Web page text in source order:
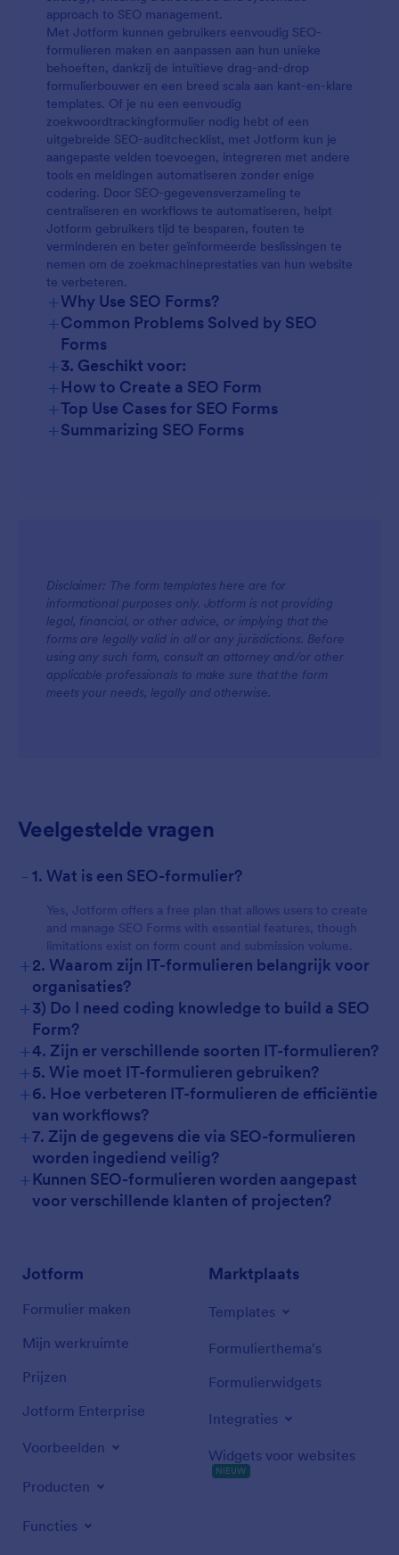
approach to SEO management.
Met Jotform kunnen gebruikers eenvoudig SEO-
formulieren maken en aanpassen aan hun unieke
behoeften, dankzij de intuïtieve drag-and-drop
formulierbouwer en een breed scala aan kant-en-klare
templates. Of je nu een eenvoudig
zoekwoordtrackingformulier nodig hebt of een
uitgebreide SEO-auditchecklist, met Jotform kun je
aangepaste velden toevoegen, integreren met andere
tools en meldingen automatiseren zonder enige
codering. Door SEO-gegevensverzameling te
centraliseren en workflows te automatiseren, helpt
Jotform gebruikers tijd te besparen, fouten te
verminderen en beter geïnformeerde beslissingen te
nemen om de zoekmachineprestaties van hun website
te verbeteren.
+Why Use SEO Forms?
+Common Problems Solved by SEO
Forms
+3. Geschikt voor:
+How to Create a SEO Form
+Top Use Cases for SEO Forms
For Managers
For Teams
For Customers
+Summarizing SEO Forms
Disclaimer: The form templates here are for
informational purposes only. Jotform is not providing
legal, financial, or other advice, or implying that the
forms are legally valid in all or any jurisdictions. Before
using any such form, consult an attorney and/or other
applicable professionals to make sure that the form
meets your needs, legally and otherwise.
Veelgestelde vragen
- 1. Wat is een SEO-formulier?
Yes, Jotform offers a free plan that allows users to create
and manage SEO Forms with essential features, though
limitations exist on form count and submission volume.
+2. Waarom zijn IT-formulieren belangrijk voor
organisaties?
+3) Do I need coding knowledge to build a SEO
Form?
+4. Zijn er verschillende soorten IT-formulieren?
+5. Wie moet IT-formulieren gebruiken?
+6. Hoe verbeteren IT-formulieren de efficiëntie
van workflows?
+7. Zijn de gegevens die via SEO-formulieren
worden ingediend veilig?
+Kunnen SEO-formulieren worden aangepast
voor verschillende klanten of projecten?
Jotform
Formulier maken
Mijn werkruimte
Prijzen
Jotform Enterprise
Voorbeelden
Producten
Functies
Marktplaats
Templates
Formulierthema's
Formulierwidgets
Integraties
Widgets voor websites
NIEUW